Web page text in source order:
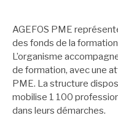
AGEFOS PME
des fonds de la
L’organisme
de formation, avec une
PME. La structure
mobilise 1 100
dans leurs démarches.